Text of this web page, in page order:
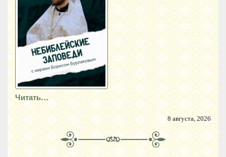
Читать…
8 августа, 2026